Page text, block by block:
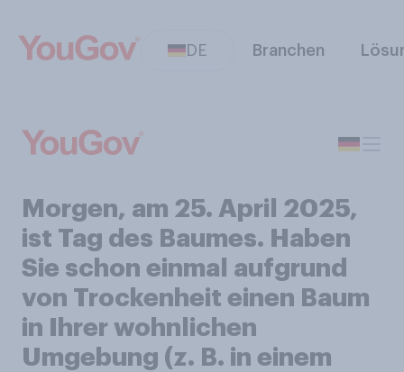
DE Branchen
Morgen, am 25. April 2025,
ist Tag des Baumes. Haben
Sie schon einmal aufgrund
von Trockenheit einen Baum
in Ihrer wohnlichen
Umgebung (z. B. in einem